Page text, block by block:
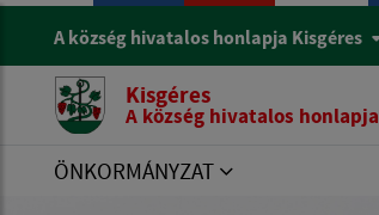
A község hivatalos honlapja Kisgéres
Kisgéres
A község hivatalos honlapja
ÖNKORMÁNYZAT